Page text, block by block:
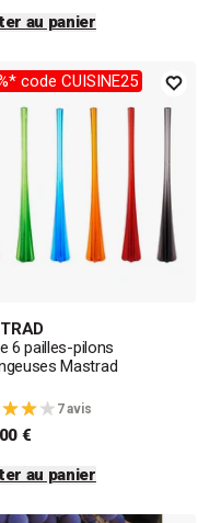
au panier
code CUISINE25
6 pailles-pilons
Mastrad
7 avis
€
au panier